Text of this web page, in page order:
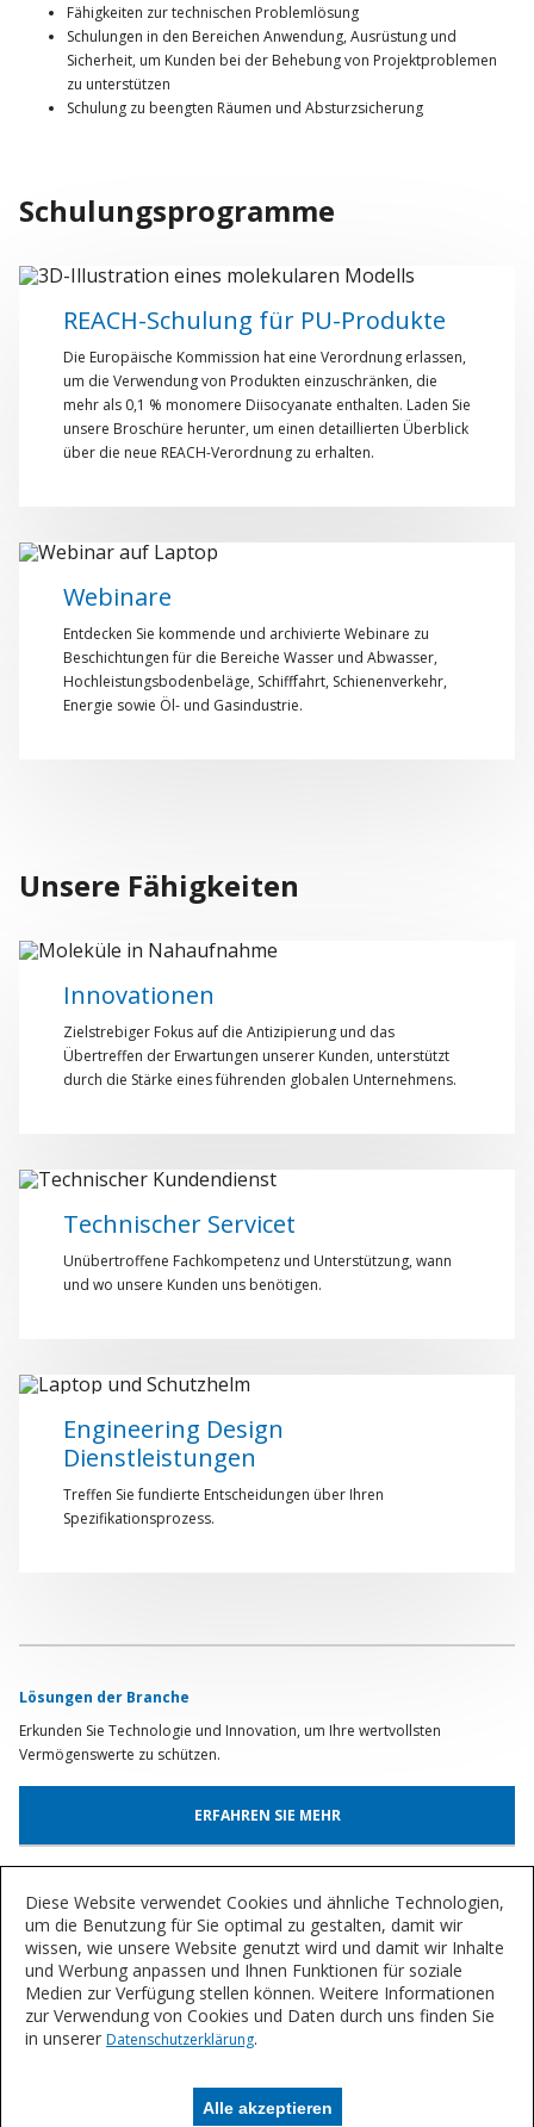
Fähigkeiten zur technischen Problemlösung
Schulungen in den Bereichen Anwendung, Ausrüstung und
Sicherheit, um Kunden bei der Behebung von Projektproblemen
zu unterstützen
Schulung zu beengten Räumen und Absturzsicherung
Schulungsprogramme
REACH-Schulung für PU-Produkte
Die Europäische Kommission hat eine Verordnung erlassen,
um die Verwendung von Produkten einzuschränken, die
mehr als 0,1 % monomere Diisocyanate enthalten.​ Laden Sie
unsere Broschüre herunter, um einen detaillierten Überblick
über die neue REACH-Verordnung zu erhalten.​
Webinare
Entdecken Sie kommende und archivierte Webinare zu
Beschichtungen für die Bereiche Wasser und Abwasser,
Hochleistungsbodenbeläge, Schifffahrt, Schienenverkehr,
Energie sowie Öl- und Gasindustrie.
Unsere Fähigkeiten
Innovationen
Zielstrebiger Fokus auf die Antizipierung und das
Übertreffen der Erwartungen unserer Kunden, unterstützt
durch die Stärke eines führenden globalen Unternehmens.
Technischer Servicet
Unübertroffene Fachkompetenz und Unterstützung, wann
und wo unsere Kunden uns benötigen.
Engineering Design
Dienstleistungen
Treffen Sie fundierte Entscheidungen über Ihren
Spezifikationsprozess.
Lösungen der Branche
Erkunden Sie Technologie und Innovation, um Ihre wertvollsten
Vermögenswerte zu schützen.
ERFAHREN SIE MEHR
Product Lookup
Find out more about our innovative coatings for a variety of industries.
FIND A PRODUCT
We'd love to discuss your needs for time-tested, smarter asset
Diese Website verwendet Cookies und ähnliche Technologien,
um die Benutzung für Sie optimal zu gestalten, damit wir
wissen, wie unsere Website genutzt wird und damit wir Inhalte
und Werbung anpassen und Ihnen Funktionen für soziale
Medien zur Verfügung stellen können. Weitere Informationen
zur Verwendung von Cookies und Daten durch uns finden Sie
in unserer Datenschutzerklärung.
Alle akzeptieren